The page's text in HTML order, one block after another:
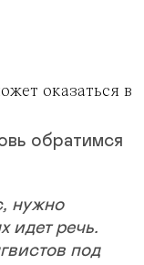
оказаться в
обратимся
нужно
идет речь.
под